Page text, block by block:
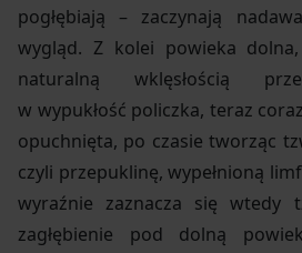
pogłębiają – zaczynają
wygląd. Z kolei powieka
naturalną wklęsłością
w wypukłość policzka, teraz
opuchnięta, po czasie tworząc
czyli przepuklinę, wypełnioną
wyraźnie zaznacza się wtedy
zagłębienie pod dolną